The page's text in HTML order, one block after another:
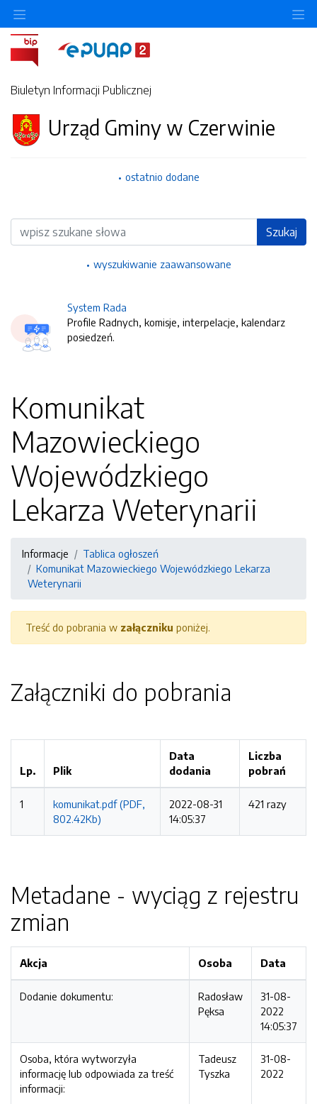
Biuletyn Informacji Publicznej
Urząd Gminy w Czerwinie
ostatnio dodane
Wyszukiwarka Szukaj
wyszukiwanie zaawansowane
System Rada
Profile Radnych, komisje, interpelacje, kalendarz
posiedzeń.
Komunikat
Mazowieckiego
Wojewódzkiego
Lekarza Weterynarii
Informacje
Tablica ogłoszeń
Komunikat Mazowieckiego Wojewódzkiego Lekarza
Weterynarii
Treść do pobrania w załączniku poniżej.
Załączniki do pobrania
Lp. Plik
Data
dodania
Liczba
pobrań
1
komunikat.pdf (PDF,
802.42Kb)
2022-08-31
14:05:37
421 razy
Metadane - wyciąg z rejestru
zmian
Akcja Osoba Data
Dodanie dokumentu:
Radosław
Pęksa
31-08-
2022
14:05:37
Osoba, która wytworzyła
informację lub odpowiada za treść
informacji:
Tadeusz
Tyszka
31-08-
2022